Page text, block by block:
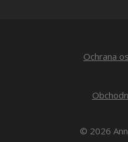
Ochrana
© 2026